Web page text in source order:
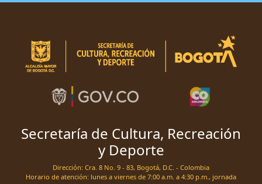
Secretaría de Cultura, Recreación
y Deporte
Dirección: Cra. 8 No. 9 - 83, Bogotá, D.C. - Colombia
Horario de atención: lunes a viernes de 7:00 a.m. a 4:30 p.m., jornada